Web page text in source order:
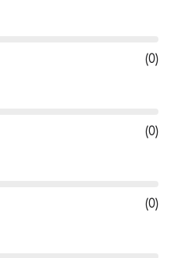
(0)
(0)
(0)